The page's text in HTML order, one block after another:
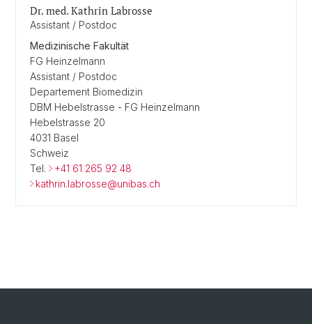
Dr. med. Kathrin Labrosse
Assistant / Postdoc
Medizinische Fakultät
FG Heinzelmann
Assistant / Postdoc
Departement Biomedizin
DBM Hebelstrasse - FG Heinzelmann
Hebelstrasse 20
4031 Basel
Schweiz
Tel.
+41 61 265 92 48
kathrin.labrosse@unibas.ch